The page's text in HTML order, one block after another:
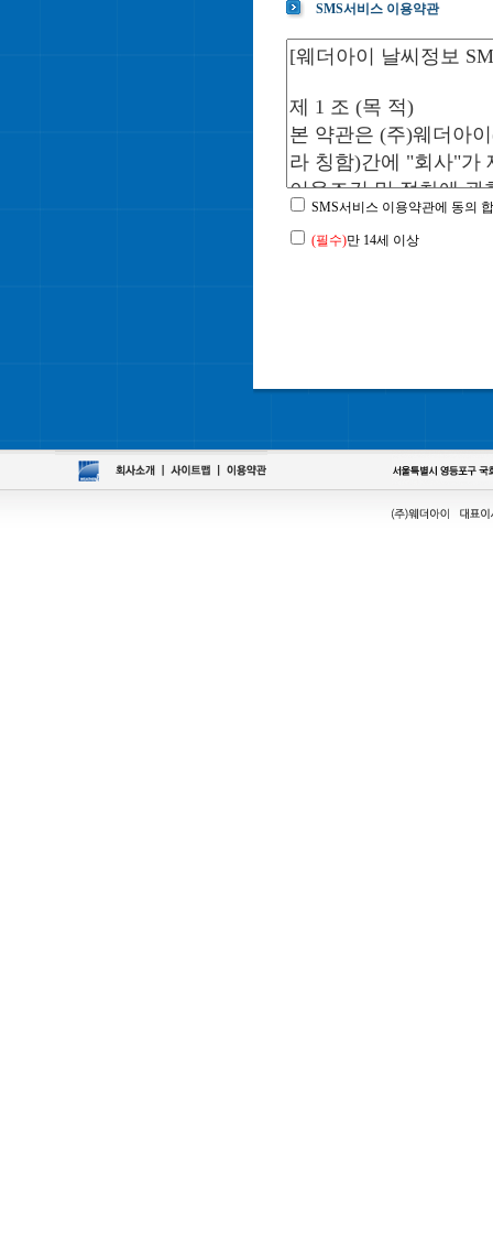
SMS서비스 이용약관
SMS서비스 이용약관에 동의
(필수)만 14세 이상